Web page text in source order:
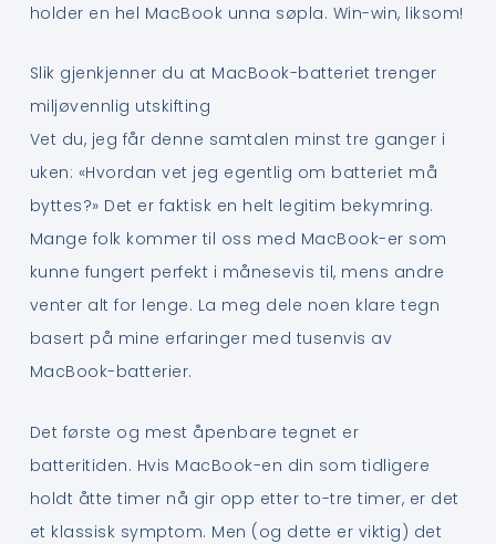
holder en hel MacBook unna søpla. Win-win, liksom!
Slik gjenkjenner du at MacBook-batteriet trenger
miljøvennlig utskifting
Vet du, jeg får denne samtalen minst tre ganger i
uken: «Hvordan vet jeg egentlig om batteriet må
byttes?» Det er faktisk en helt legitim bekymring.
Mange folk kommer til oss med MacBook-er som
kunne fungert perfekt i månesevis til, mens andre
venter alt for lenge. La meg dele noen klare tegn
basert på mine erfaringer med tusenvis av
MacBook-batterier.
Det første og mest åpenbare tegnet er
batteritiden. Hvis MacBook-en din som tidligere
holdt åtte timer nå gir opp etter to-tre timer, er det
et klassisk symptom. Men (og dette er viktig) det